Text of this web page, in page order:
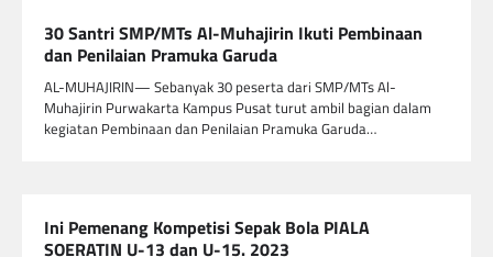
30 Santri SMP/MTs Al-Muhajirin Ikuti Pembinaan
dan Penilaian Pramuka Garuda
AL-MUHAJIRIN— Sebanyak 30 peserta dari SMP/MTs Al-
Muhajirin Purwakarta Kampus Pusat turut ambil bagian dalam
kegiatan Pembinaan dan Penilaian Pramuka Garuda…
Ini Pemenang Kompetisi Sepak Bola PIALA
SOERATIN U-13 dan U-15. 2023